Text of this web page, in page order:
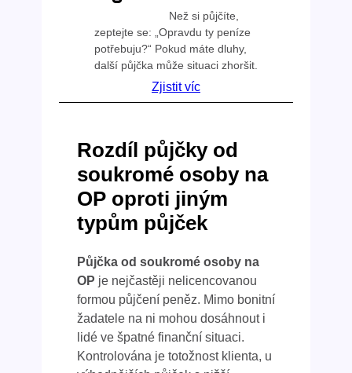
Než si půjčíte,
zeptejte se: „Opravdu ty peníze
potřebuju?“ Pokud máte dluhy,
další půjčka může situaci zhoršit.
Zjistit víc
Rozdíl půjčky od
soukromé osoby na
OP oproti jiným
typům půjček
Půjčka od soukromé osoby na
OP je nejčastěji nelicencovanou
formou půjčení peněz. Mimo bonitní
žadatele na ni mohou dosáhnout i
lidé ve špatné finanční situaci.
Kontrolována je totožnost klienta, u